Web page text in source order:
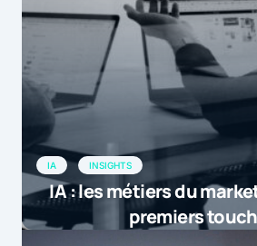
IA INSIGHTS
IA : les métiers du
premiers